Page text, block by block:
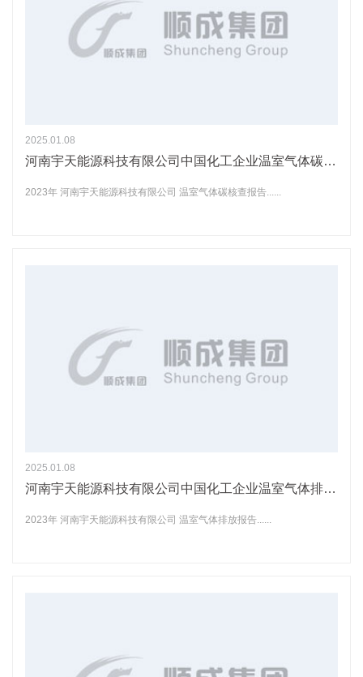
2025.01.08
河南宇天能源科技有限公司中国化工企业温室气体碳核查报告
2023年 河南宇天能源科技有限公司 温室气体碳核查报告......
2025.01.08
河南宇天能源科技有限公司中国化工企业温室气体排放报告
2023年 河南宇天能源科技有限公司 温室气体排放报告......